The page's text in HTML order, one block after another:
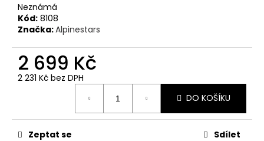
Neznámá
Kód: 8108
Značka:Alpinestars
2 699 Kč
2 231 Kč bez DPH
DO KOŠÍKU
Zeptat se Sdílet
D
o
p
o
č
u